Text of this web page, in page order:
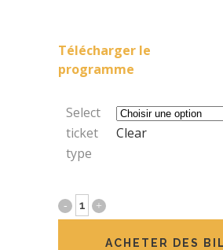
Télécharger le
programme
Select
ticket
type
Clear
Les